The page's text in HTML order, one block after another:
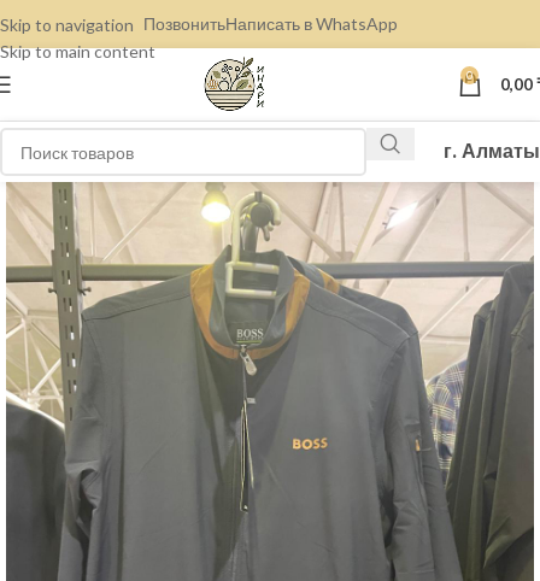
Skip to navigation
Skip to main content
ПозвонитьНаписать в WhatsApp
0 0,00
г. Алматы